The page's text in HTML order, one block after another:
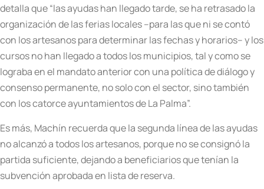
detalla que “las ayudas han llegado tarde, se ha retrasado la
organización de las ferias locales –para las que ni se contó
con los artesanos para determinar las fechas y horarios– y los
cursos no han llegado a todos los municipios, tal y como se
lograba en el mandato anterior con una política de diálogo y
consenso permanente, no solo con el sector, sino también
con los catorce ayuntamientos de La Palma”.
Es más, Machín recuerda que la segunda línea de las ayudas
no alcanzó a todos los artesanos, porque no se consignó la
partida suficiente, dejando a beneficiarios que tenían la
subvención aprobada en lista de reserva.